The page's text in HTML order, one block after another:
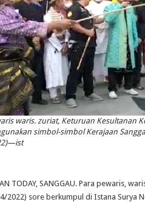
waris. zuriat, Keturuan Kesultanan
simbol-simbol Kerajaan
TODAY, SANGGAU. Para pewaris,
2022) sore berkumpul di Istana Surya